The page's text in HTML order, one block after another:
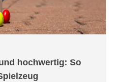
hochwertig: So